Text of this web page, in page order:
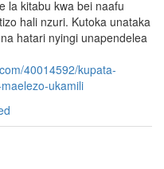
la kitabu kwa bei naafu
hali nzuri. Kutoka unataka
hatari nyingi unapendelea
40014592/kupata-
ukamili